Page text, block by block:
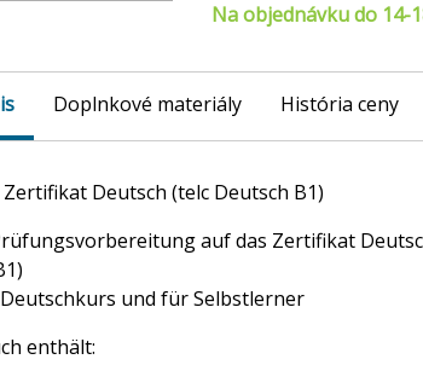
Na objednávku do 14-
Doplnkové materiály História ceny
Deutsch (telc Deutsch B1)
auf das Zertifikat
und für Selbstlerner
enthält: